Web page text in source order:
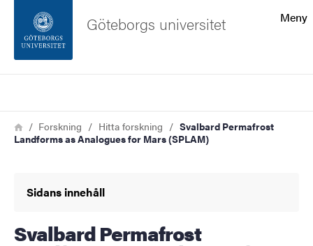
Sidfoten
Om webbplatsen
Meny
Göteborgs universitet
Länkstig
HemForskning Hitta forskning
Svalbard Permafrost
Landforms as Analogues for Mars (SPLAM)
Sidans innehåll
Svalbard Permafrost